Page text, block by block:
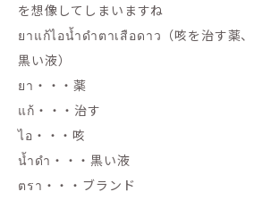
を想像してしまいますね
ยาแก้ไอน้ำดำตาเสือดาว（咳を治す薬
黒い液）
ยา・・・薬
แก้・・・治す
ไอ・・・咳
น้ำดำ・・・黒い液
ตรา・・・ブランド